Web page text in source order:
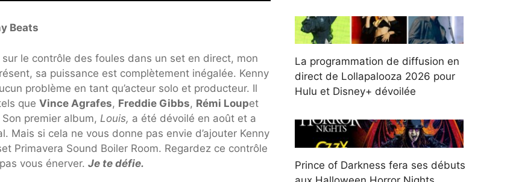
Beats
le contrôle des foules dans un set en direct, mon
sa puissance est complètement inégalée. Kenny
problème en tant qu’acteur solo et producteur. Il
que Vince Agrafes, Freddie Gibbs, Rémi Loupet
premier album, Louis, a été dévoilé en août et a
si cela ne vous donne pas envie d’ajouter Kenny
Primavera Sound Boiler Room. Regardez ce contrôle
vous énerver. Je te défie.
La programmation de diffusion en
direct de Lollapalooza 2026 pour
Hulu et Disney+ dévoilée
Prince of Darkness fera ses débuts